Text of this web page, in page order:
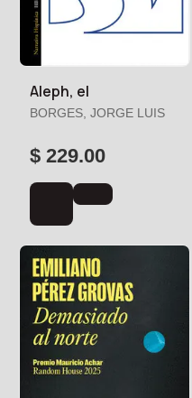
Aleph, el
BORGES, JORGE LUIS
$ 229.00